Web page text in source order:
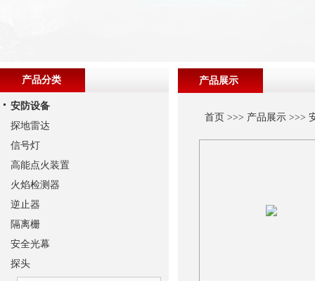
产品展示
首页 >>> 产品展示>>>
产品分类
安防设备
探地雷达
信号灯
高能点火装置
火焰检测器
逆止器
隔离栅
安全光幕
探头